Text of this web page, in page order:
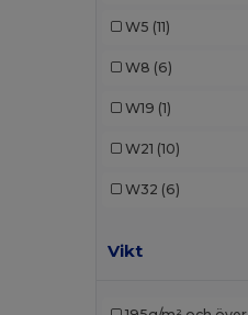
Mantis
W5 (11)
W8 (6)
W19 (1)
W21 (10)
W32 (6)
Vikt